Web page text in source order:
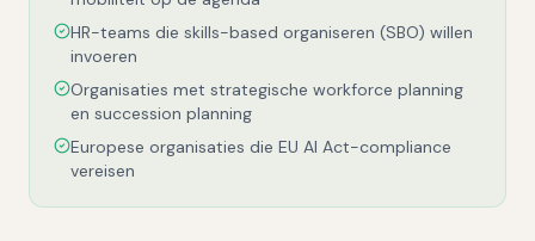
HR-teams die skills-based organiseren (SBO) willen
invoeren
Organisaties met strategische workforce planning
en succession planning
Europese organisaties die EU AI Act-compliance
vereisen